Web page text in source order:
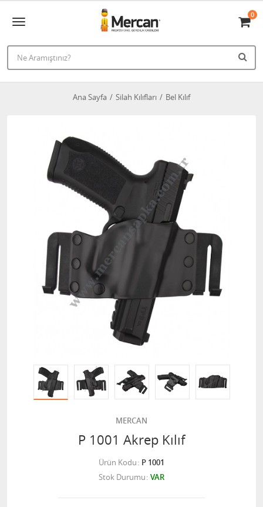
0
Ana Sayfa Silah Kılıfları Bel Kılıf
MERCAN
P 1001 Akrep Kılıf
Ürün Kodu P 1001
Stok Durumu VAR